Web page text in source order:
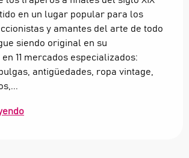
en un lugar popular para los
y amantes del arte de todo
siendo original en su
11 mercados especializados:
antigüedades, ropa vintage,